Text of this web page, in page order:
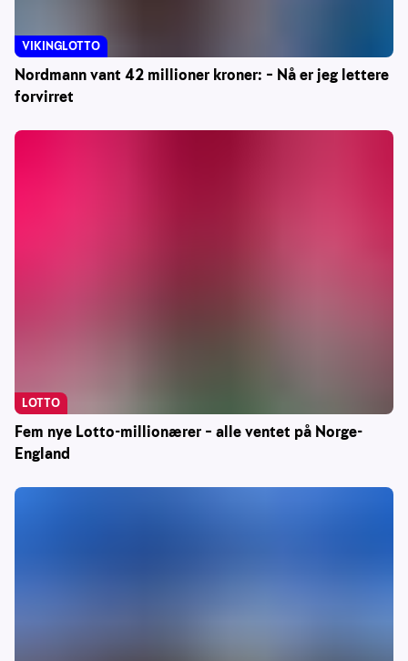
Nordmann vant 42 millioner kroner: – Nå er jeg lettere
forvirret
VIKINGLOTTO
Fem nye Lotto-millionærer – alle ventet på Norge-
England
LOTTO